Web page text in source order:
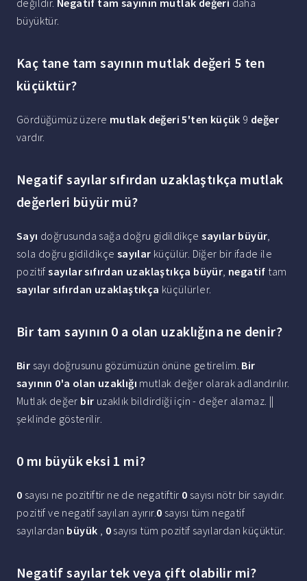
değildir. Negatif tam sayının mutlak değeri daha
büyüktür.
Kaç tane tam sayının mutlak değeri 5 ten
küçüktür?
Gördüğümüz üzere mutlak değeri 5'ten küçük 9 değer
vardır.
Negatif sayılar sıfırdan uzaklaştıkça mutlak
değerleri büyür mü?
Sayı doğrusunda sağa doğru gidildikçesayılar büyür,
sola doğru gidildikçe sayılar küçülür. Diğer bir ifade ile
pozitifsayılar sıfırdan uzaklaştıkça büyür, negatif tam
sayılar sıfırdan uzaklaştıkça küçülürler.
Bir tam sayının 0 a olan uzaklığına ne denir?
Bir sayı doğrusunu gözümüzün önüne getirelim. Bir
sayının 0'a olan uzaklığı mutlak değer olarak adlandırılır.
Mutlak değer bir uzaklık bildirdiği için - değer alamaz. ||
şeklinde gösterilir.
0 mı büyük eksi 1 mi?
0 sayısı ne pozitiftir ne de negatiftir 0 sayısı nötr bir sayıdır.
pozitif ve negatif sayıları ayırır.0 sayısı tüm negatif
sayılardan büyük , 0 sayısı tüm pozitif sayılardan küçüktür.
Negatif sayılar tek veya çift olabilir mi?